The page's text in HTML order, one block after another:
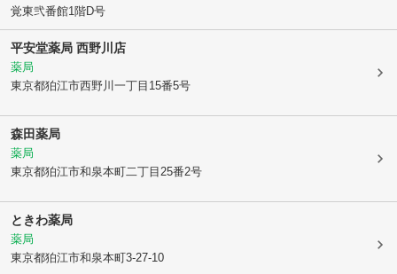
覚東弐番館1階D号
平安堂薬局 西野川店
薬局
東京都狛江市西野川一丁目15番5号
森田薬局
薬局
東京都狛江市和泉本町二丁目25番2号
ときわ薬局
薬局
東京都狛江市和泉本町3-27-10